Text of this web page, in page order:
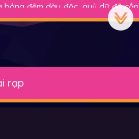
bóng đêm dày đặc, quỷ dữ đã cắn
điên loạn và nghẹt thở.
rạp